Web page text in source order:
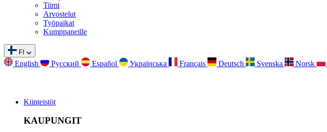
Tiimi
Arvostelut
Työpaikat
Kumppaneille
FI
English Русский Español Українська Français Deutsch Svenska Norsk
Kiinteistöt
KAUPUNGIT